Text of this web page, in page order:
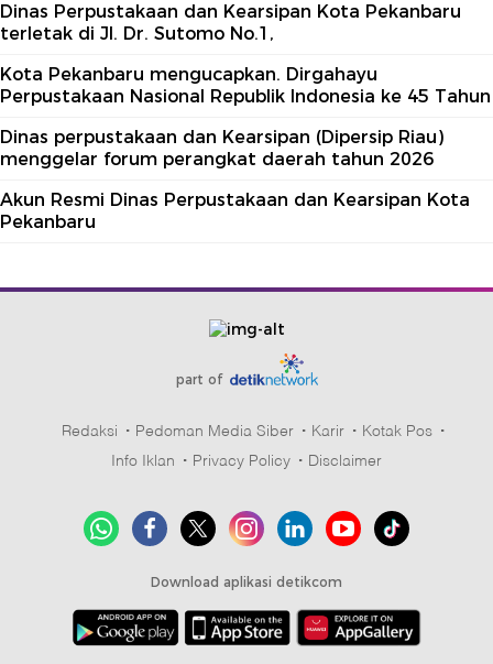
Dinas Perpustakaan dan Kearsipan Kota Pekanbaru
terletak di Jl. Dr. Sutomo No.1,
Kota Pekanbaru mengucapkan. Dirgahayu
Perpustakaan Nasional Republik Indonesia ke 45 Tahun
Dinas perpustakaan dan Kearsipan (Dipersip Riau)
menggelar forum perangkat daerah tahun 2026
Akun Resmi Dinas Perpustakaan dan Kearsipan Kota
Pekanbaru
part of
Redaksi Pedoman Media Siber Karir
Kotak Pos
Info Iklan
Privacy Policy Disclaimer
Download aplikasi detikcom